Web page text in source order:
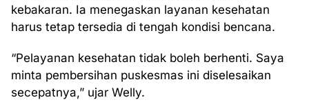
kebakaran. Ia menegaskan layanan kesehatan
harus tetap tersedia di tengah kondisi bencana.
“Pelayanan kesehatan tidak boleh berhenti. Saya
minta pembersihan puskesmas ini diselesaikan
secepatnya,” ujar Welly.